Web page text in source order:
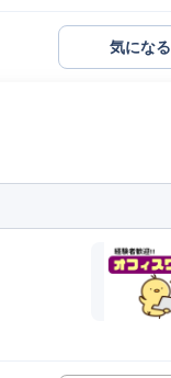
気になる